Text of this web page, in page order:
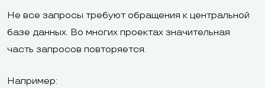
Не все запросы требуют обращения к центральной
базе данных. Во многих проектах значительная
часть запросов повторяется.
Например: